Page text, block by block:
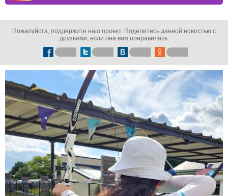
Пожалуйста, поддержите наш проект. Поделитесь данной новостью с
друзьями, если она вам понравилась.